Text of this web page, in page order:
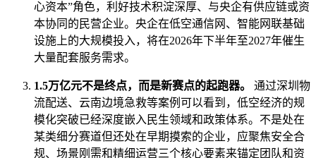
心资本”角色，利好技术积淀深厚、与央企有供应链或资
本协同的民营企业。央企在低空通信网、智能网联基础
设施上的大规模投入，将在2026年下半年至2027年催生
大量配套服务需求。
1.5万亿元不是终点，而是新赛点的起跑器。
通过深圳物
流配送、云南边境急救等案例可以看到，低空经济的规
模化突破已经深度嵌入民生领域和政策体系。不是处在
某类细分赛道但还处在早期摸索的企业，应聚焦安全合
规、场景刚需和精细运营三个核心要素来锚定团队和资